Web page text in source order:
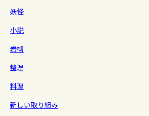
妖怪
小説
岩槻
整理
料理
新しい取り組み